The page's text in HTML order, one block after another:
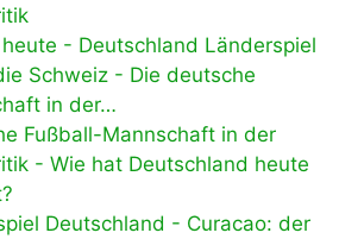
- Deutschland Länderspiel
Schweiz - Die deutsche
in der…
Fußball-Mannschaft in der
- Wie hat Deutschland heute
Deutschland - Curacao: der